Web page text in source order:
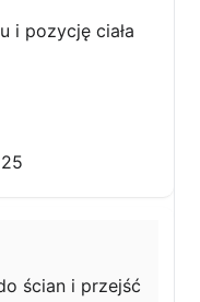
i pozycję ciała
25
ścian i przejść